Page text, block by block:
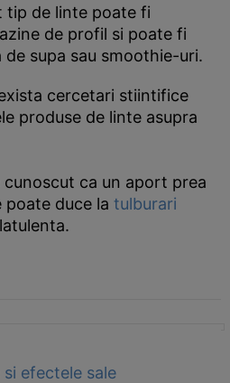
tip de linte poate fi
de profil si poate fi
supa sau smoothie-uri.
cercetari stiintifice
produse de linte asupra
cunoscut ca un aport prea
duce la tulburari
efectele sale